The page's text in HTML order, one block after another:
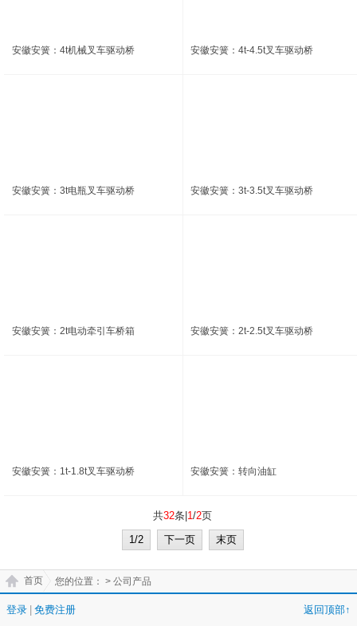
安徽安簧：4t机械叉车驱动桥 安徽安簧：4t-4.5t叉车驱动桥
安徽安簧：3t电瓶叉车驱动桥 安徽安簧：3t-3.5t叉车驱动桥
安徽安簧：2t电动牵引车桥箱 安徽安簧：2t-2.5t叉车驱动桥
安徽安簧：1t-1.8t叉车驱动桥 安徽安簧：转向油缸
共32条| 1/2页
1/2
下一页 末页
您的位置：
首页 > 公司产品
登录 免费注册 返回顶部↑